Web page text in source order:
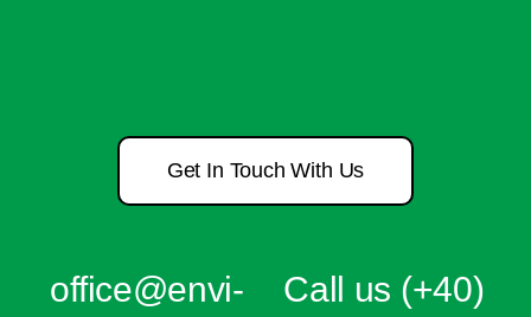
Get In Touch With Us
office@envi-
Call us (+40)